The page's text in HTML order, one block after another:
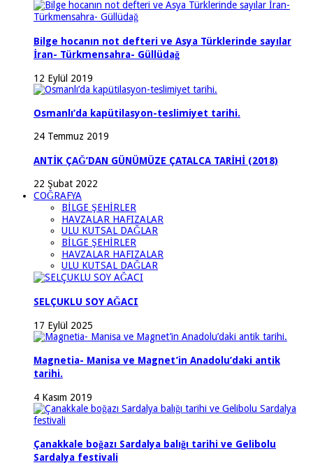
Bilge hocanın not defteri ve Asya Türklerinde sayılar
İran- Türkmensahra- Güllüdağ
12 Eylül 2019
Osmanlı’da kapütilasyon-teslimiyet tarihi.
24 Temmuz 2019
ANTİK ÇAĞ’DAN GÜNÜMÜZE ÇATALCA TARİHİ (2018)
22 Şubat 2022
COĞRAFYA
BİLGE ŞEHİRLER
HAVZALAR HAFIZALAR
ULU KUTSAL DAĞLAR
BİLGE ŞEHİRLER
HAVZALAR HAFIZALAR
ULU KUTSAL DAĞLAR
SELÇUKLU SOY AĞACI
17 Eylül 2025
Magnetia- Manisa ve Magnet’in Anadolu’daki antik
tarihi.
4 Kasım 2019
Çanakkale boğazı Sardalya balığı tarihi ve Gelibolu
Sardalya festivali